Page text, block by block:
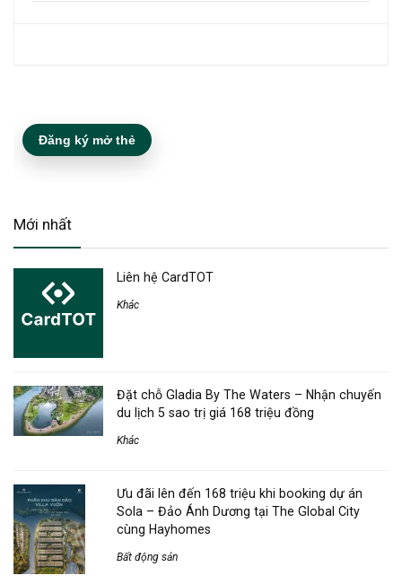
Đăng ký mở thẻ
Mới nhất
Liên hệ CardTOT
Khác
Đặt chỗ Gladia By The Waters – Nhận chuyến
du lịch 5 sao trị giá 168 triệu đồng
Khác
Ưu đãi lên đến 168 triệu khi booking dự án
Sola – Đảo Ánh Dương tại The Global City
cùng Hayhomes
Bất động sản